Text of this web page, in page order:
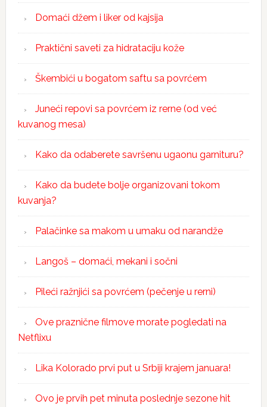
Domaći džem i liker od kajsija
Praktični saveti za hidrataciju kože
Škembići u bogatom saftu sa povrćem
Juneći repovi sa povrćem iz rerne (od već
kuvanog mesa)
Kako da odaberete savršenu ugaonu garnituru?
Kako da budete bolje organizovani tokom
kuvanja?
Palačinke sa makom u umaku od narandže
Langoš – domaći, mekani i sočni
Pileći ražnjići sa povrćem (pečenje u rerni)
Ove praznične filmove morate pogledati na
Netflixu
Lika Kolorado prvi put u Srbiji krajem januara!
Ovo je prvih pet minuta poslednje sezone hit